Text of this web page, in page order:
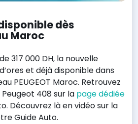
dès
Maroc
317 000 DH, la nouvelle
et déjà disponible dans
PEUGEOT Maroc. Retrouvez
408 sur la page dédiée
Découvrez là en vidéo sur la
Guide Auto.